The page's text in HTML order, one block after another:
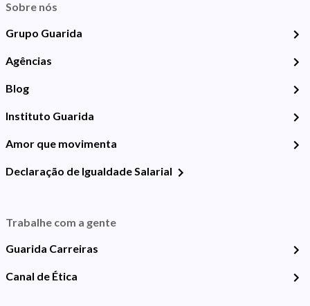
Sobre nós
Grupo Guarida
Agências
Blog
Instituto Guarida
Amor que movimenta
Declaração de Igualdade Salarial
Trabalhe com a gente
Guarida Carreiras
Canal de Ética